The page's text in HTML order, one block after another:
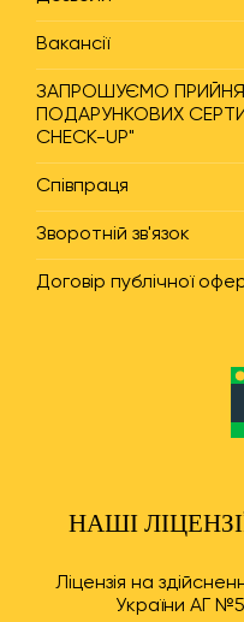
Вакансії
ЗАПРОШУЄМО
ПОДАРУНКОВИХ
CHECK-UP"
Співпраця
Зворотній зв'язок
Договір публічної
НАШІ
Ліцензія на
України АГ